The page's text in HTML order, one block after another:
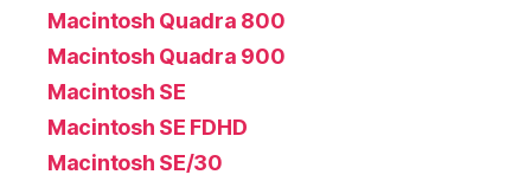
Macintosh Quadra 800
Macintosh Quadra 900
Macintosh SE
Macintosh SE FDHD
Macintosh SE/30